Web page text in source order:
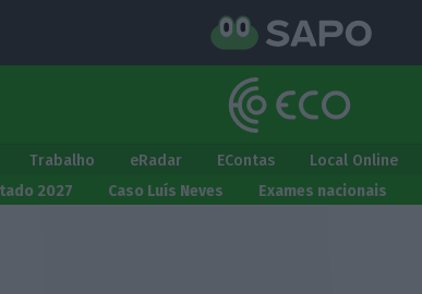
Trabalho eRadar EContas Local Online
2027
Caso Luís Neves Exames nacionais